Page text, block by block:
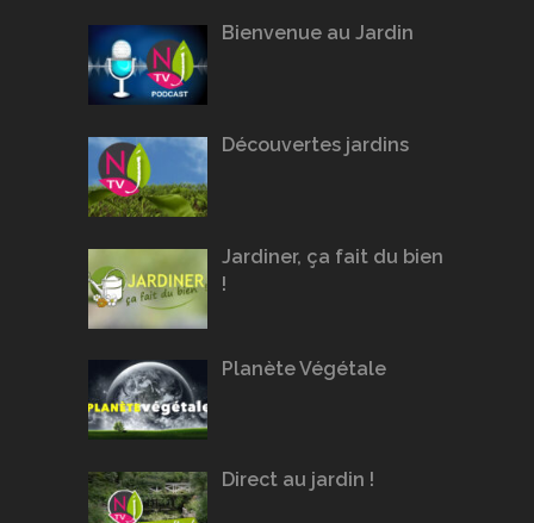
Bienvenue au Jardin
Découvertes jardins
Jardiner, ça fait du bien
!
Planète Végétale
Direct au jardin !